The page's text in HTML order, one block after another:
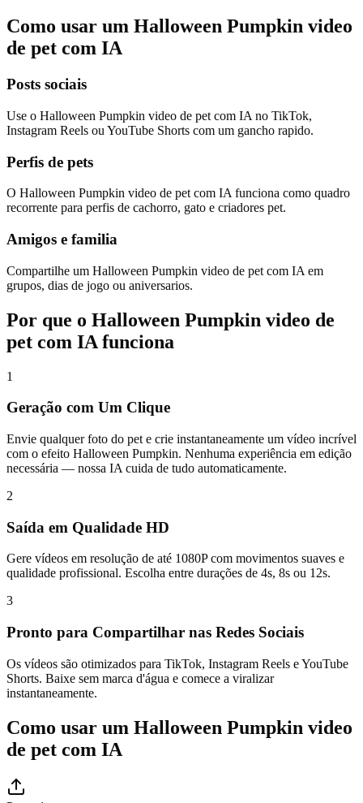
Como usar um Halloween Pumpkin video
de pet com IA
Posts sociais
Use o Halloween Pumpkin video de pet com IA no TikTok,
Instagram Reels ou YouTube Shorts com um gancho rapido.
Perfis de pets
O Halloween Pumpkin video de pet com IA funciona como quadro
recorrente para perfis de cachorro, gato e criadores pet.
Amigos e familia
Compartilhe um Halloween Pumpkin video de pet com IA em
grupos, dias de jogo ou aniversarios.
Por que o Halloween Pumpkin video de
pet com IA funciona
1
Geração com Um Clique
Envie qualquer foto do pet e crie instantaneamente um vídeo incrível
com o efeito Halloween Pumpkin. Nenhuma experiência em edição
necessária — nossa IA cuida de tudo automaticamente.
2
Saída em Qualidade HD
Gere vídeos em resolução de até 1080P com movimentos suaves e
qualidade profissional. Escolha entre durações de 4s, 8s ou 12s.
3
Pronto para Compartilhar nas Redes Sociais
Os vídeos são otimizados para TikTok, Instagram Reels e YouTube
Shorts. Baixe sem marca d'água e comece a viralizar
instantaneamente.
Como usar um Halloween Pumpkin video
de pet com IA